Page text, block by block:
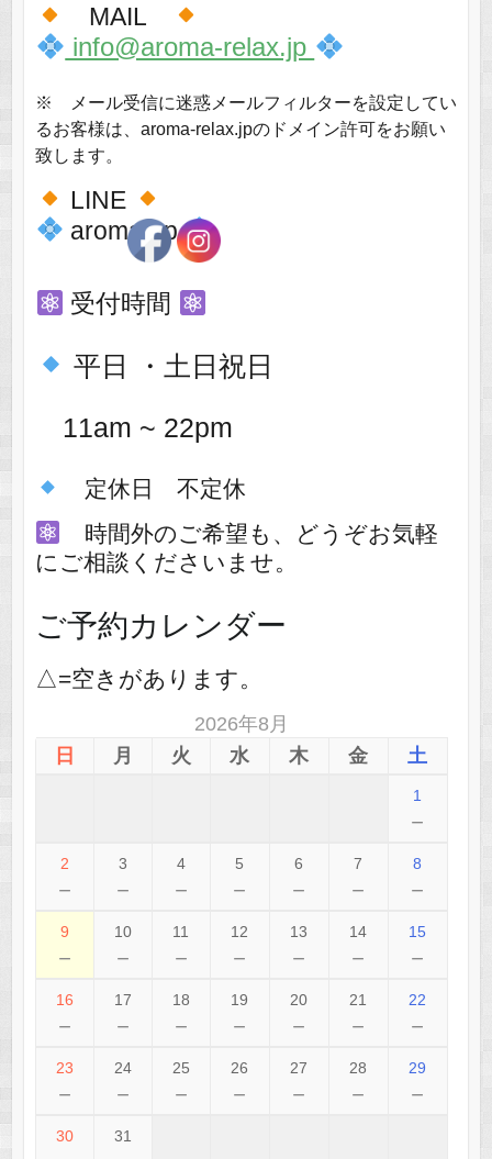
MAIL
info@aroma-relax.jp
※ メール受信に迷惑メールフィルターを設定してい
るお客様は、aroma-relax.jpのドメイン許可をお願い
致します。
LINE
aromatop
受付時間
平日 ・土日祝日
11am ~ 22pm
定休日 不定休
時間外のご希望も、どうぞお気軽
にご相談くださいませ。
ご予約カレンダー
△=空きがあります。
2026年8月
日
月 火 水 木 金 土
1
－
2
－
3
－
4
－
5
－
6
－
7
－
8
－
9
－
10
－
11
－
12
－
13
－
14
－
15
－
16
－
17
－
18
－
19
－
20
－
21
－
22
－
23
－
24
－
25
－
26
－
27
－
28
－
29
－
30 31